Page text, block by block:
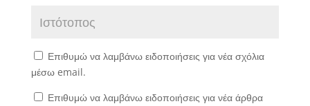
Επιθυμώ να λαμβάνω ειδοποιήσεις για νέα σχόλια
μέσω email.
Επιθυμώ να λαμβάνω ειδοποιήσεις για νέα άρθρα